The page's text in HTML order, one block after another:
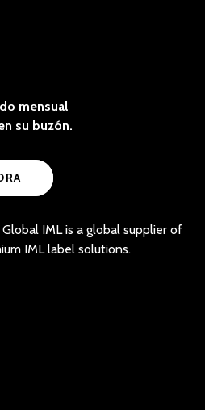
mensual
su buzón.
Global IML is a global supplier of
IML label solutions.